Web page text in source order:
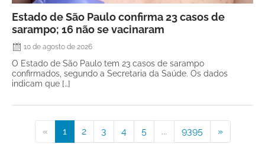
Estado de São Paulo confirma 23 casos de
sarampo; 16 não se vacinaram
10 de agosto de 2026
O Estado de São Paulo tem 23 casos de sarampo
confirmados, segundo a Secretaria da Saúde. Os dados
indicam que […]
« 1 2 3 4 5 ... 9395 »